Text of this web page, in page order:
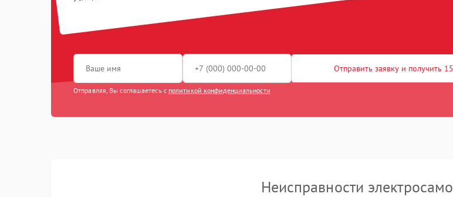
Отправить заявку и получить
Отправляя, Вы соглашаетесь с политикой конфиденциальности
Неисправности